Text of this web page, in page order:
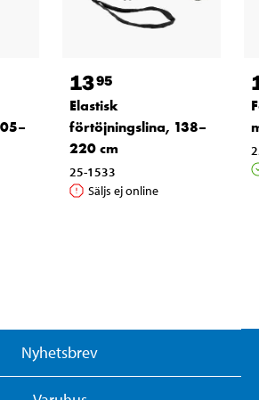
1395
Elastisk
förtöjningslina, 138–
220 cm
25-1533
Säljs ej online
Nyhetsbrev